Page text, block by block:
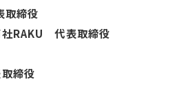
締役
社RAKU 代表取締役
締役